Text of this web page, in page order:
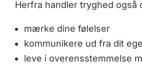
Herfra handler tryghed også
mærke dine følelser
kommunikere ud fra dit
leve i overensstemmelse